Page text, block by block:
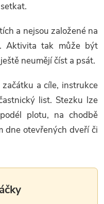
a nejsou založené na
Aktivita tak může být
neumějí číst a psát.
a cíle, instrukce
list. Stezku lze
plotu, na chodbě
dne otevřených dveří či